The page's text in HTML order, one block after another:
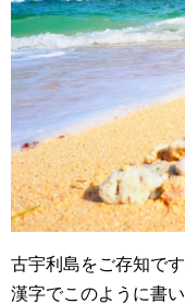
古宇利島をご存知です
漢字でこのように書